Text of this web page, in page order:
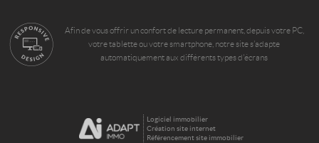
Afin de vous offrir un confort de lecture permanent, depuis votre PC,
votre tablette ou votre smartphone, notre site s’adapte
automatiquement aux différents types d'écrans
Logiciel immobilier
Création site internet
Référencement site immobilier